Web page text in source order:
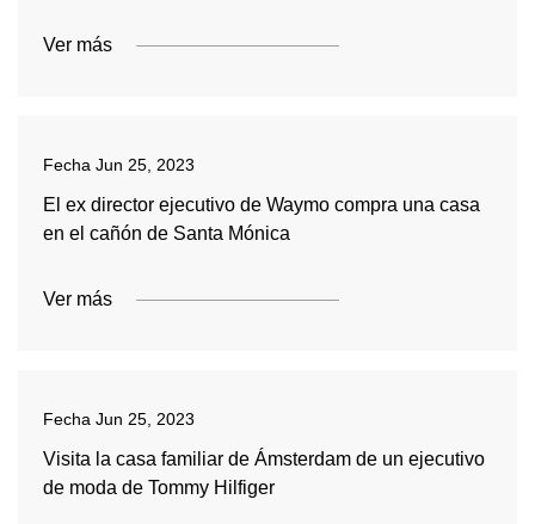
Ver más
Fecha Jun 25, 2023
El ex director ejecutivo de Waymo compra una casa
en el cañón de Santa Mónica
Ver más
Fecha Jun 25, 2023
Visita la casa familiar de Ámsterdam de un ejecutivo
de moda de Tommy Hilfiger